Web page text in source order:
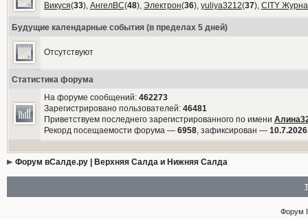
Викуся(33), АнгелВС(48), Электрон(36), yuliya3212(37), CITY
Будущие календарные события (в пределах 5 дней)
Отсутствуют
Статистика форума
На форуме сообщений: 462273
Зарегистрировано пользователей: 46481
Приветствуем последнего зарегистрированного по имени
Рекорд посещаемости форума — 6958, зафиксирован —
Форум вСалде.ру | Верхняя Салда и Нижняя Салда
Форум